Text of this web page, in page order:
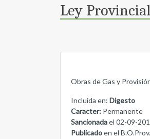
Ley
Obras de Gas y
Incluida en: Digesto
Caracter: Permanente
Sancionadael 02-09-
Publicadoen el